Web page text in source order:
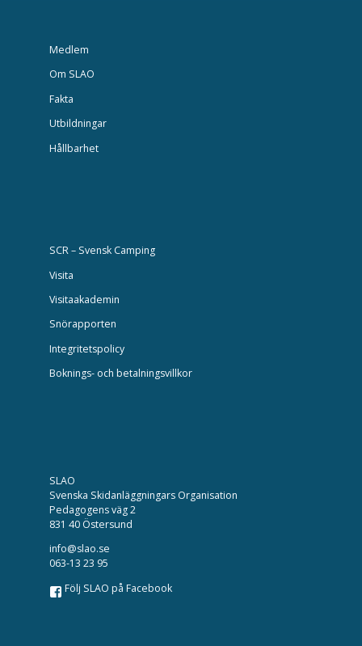
Medlem
Om SLAO
Fakta
Utbildningar
Hållbarhet
SCR – Svensk Camping
Visita
Visitaakademin
Snörapporten
Integritetspolicy
Boknings- och betalningsvillkor
SLAO
Svenska Skidanläggningars Organisation
Pedagogens väg 2
831 40 Östersund
info@slao.se
063-13 23 95
Följ SLAO på Facebook